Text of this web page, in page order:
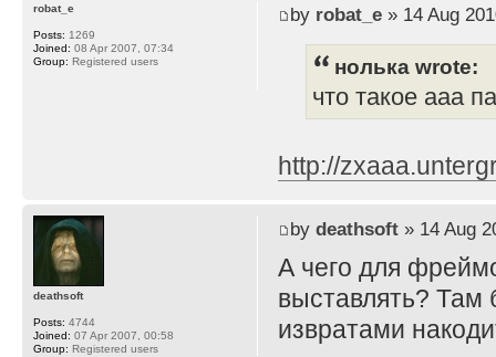
by robat_e» 14 Aug
нолька wrote:
что такое ааа
http://
robat_e
Posts: 1269
Joined: 08 Apr 2007, 07:34
Group: Registered users
by deathsoft» 14 Aug
А чего для
выставлять? Там
извратами
deathsoft
Posts: 4744
Joined: 07 Apr 2007, 00:58
Group: Registered users